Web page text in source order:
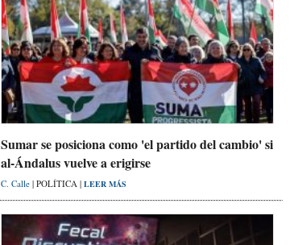
Sumar se posiciona como 'el partido del cambio' si
al-Ándalus vuelve a erigirse
C. Calle | POLÍTICA | LEER MÁS